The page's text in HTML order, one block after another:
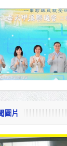
邀請村
圖片